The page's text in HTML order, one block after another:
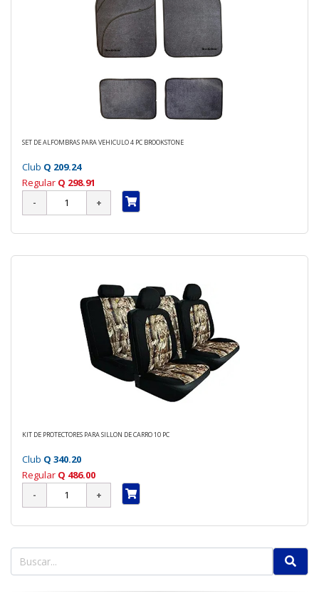
SET DE ALFOMBRAS PARA VEHICULO 4 PC BROOKSTONE
Club Q 209.24
Regular Q 298.91
KIT DE PROTECTORES PARA SILLON DE CARRO 10 PC
Club Q 340.20
Regular Q 486.00